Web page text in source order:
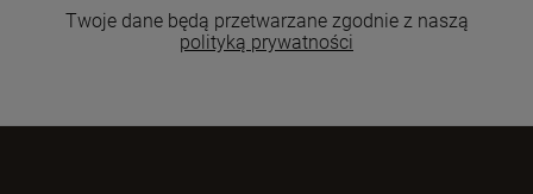
Twoje dane będą przetwarzane zgodnie z naszą
polityką prywatności